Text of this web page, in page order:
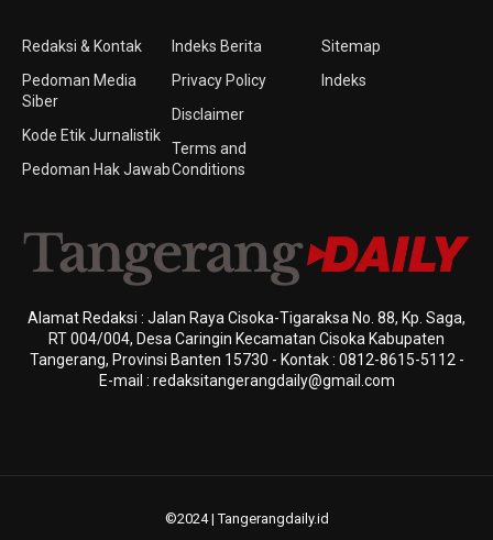
Redaksi & Kontak
Pedoman Media
Siber
Kode Etik Jurnalistik
Pedoman Hak Jawab
Indeks Berita
Privacy Policy
Disclaimer
Terms and
Conditions
Sitemap
Indeks
Alamat Redaksi : Jalan Raya Cisoka-Tigaraksa No. 88, Kp. Saga,
RT 004/004, Desa Caringin Kecamatan Cisoka Kabupaten
Tangerang, Provinsi Banten 15730 - Kontak : 0812-8615-5112 -
E-mail : redaksitangerangdaily@gmail.com
©2024 | Tangerangdaily.id